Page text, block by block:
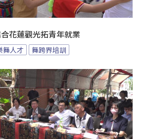
花蓮觀光拓青年就業
舞人才 舞跨界培訓